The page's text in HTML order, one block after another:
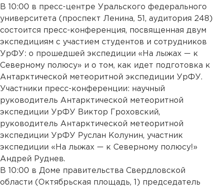
В 10:00 в пресс-центре Уральского федерального
университета (проспект Ленина, 51, аудитория 248)
состоится пресс-конференция, посвященная двум
экспедициям с участием студентов и сотрудников
УрФУ: о прошедшей экспедиции «На лыжах — к
Северному полюсу» и о том, как идет подготовка к
Антарктической метеоритной экспедиции УрФУ.
Участники пресс-конференции: научный
руководитель Антарктической метеоритной
экспедиции УрФУ Виктор Гроховский,
руководитель Антарктической метеоритной
экспедиции УрФУ Руслан Колунин, участник
экспедиции «На лыжах — к Северному полюсу!»
Андрей Руднев.
В 10:00 в Доме правительства Свердловской
области (Октябрьская площадь, 1) председатель